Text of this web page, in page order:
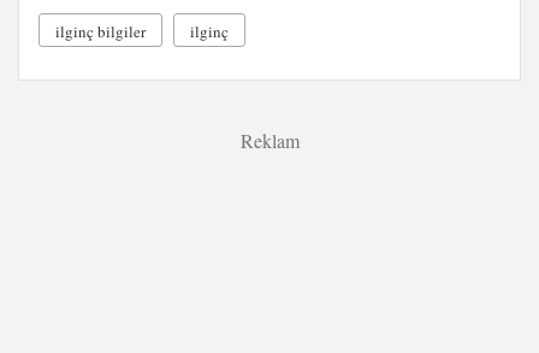
ilginç bilgiler ilginç
Reklam